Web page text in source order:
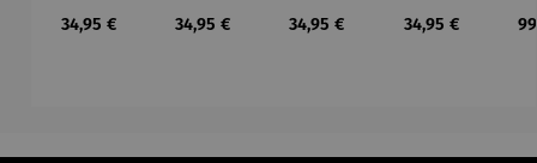
Fächer -
Regulärer Preis:
34,95 €
Fish -
Regulärer Preis:
34,95 €
um rot -
Regulärer Preis:
34,95 €
– Wassily
Regulärer Preis:
34,95 €